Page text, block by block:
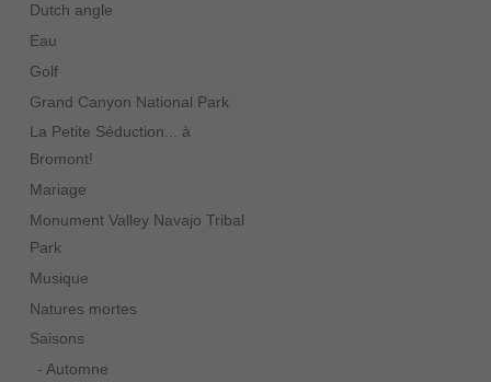
Dutch angle
Eau
Golf
Grand Canyon National Park
La Petite Séduction... à
Bromont!
Mariage
Monument Valley Navajo Tribal
Park
Musique
Natures mortes
Saisons
- Automne